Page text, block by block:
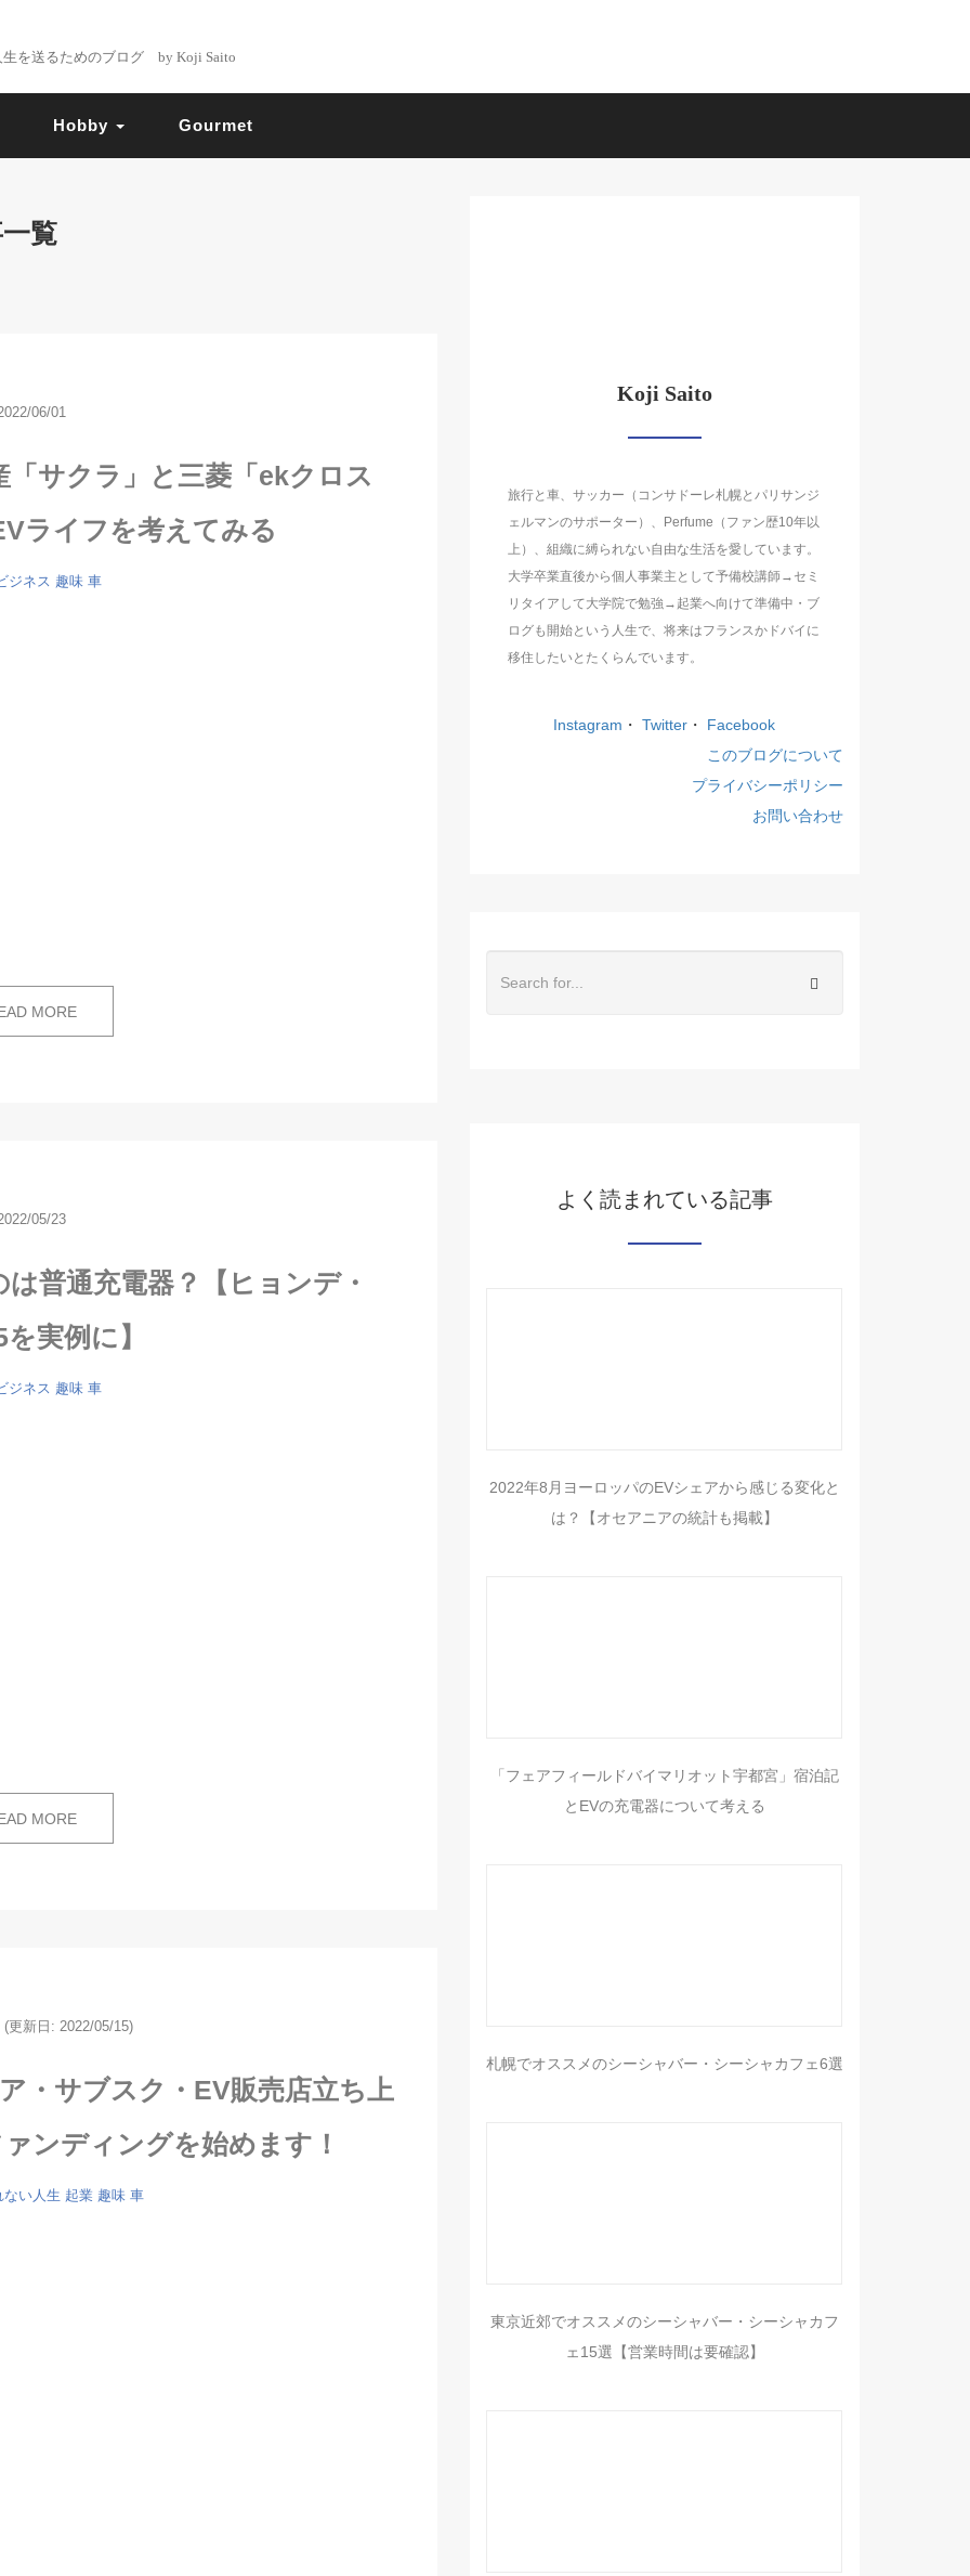
を送るためのブログ by Koji Saito
Hobby Gourmet
覧
06/01
サクラ」と三菱「ekクロス
ライフを考えてみる
ジネス 趣味 車
MORE
05/23
普通充電器？【ヒョンデ・
実例に】
ジネス 趣味 車
MORE
(更新日: 2022/05/15)
・サブスク・EV販売店立ち上
ンディングを始めます！
い人生 起業 趣味 車
Koji Saito
旅行と車、サッカー（コンサドーレ札幌とパリサンジ
ェルマンのサポーター）、Perfume（ファン歴10年以
上）、組織に縛られない自由な生活を愛しています。
大学卒業直後から個人事業主として予備校講師→セミ
リタイアして大学院で勉強→起業へ向けて準備中・ブ
ログも開始という人生で、将来はフランスかドバイに
移住したいとたくらんでいます。
Instagram ・ Twitter ・
Facebook
このブログについて
プライバシーポリシー
お問い合わせ
よく読まれている記事
2022年8月ヨーロッパのEVシェアから感じる変化と
は？【オセアニアの統計も掲載】
「フェアフィールドバイマリオット宇都宮」宿泊記
とEVの充電器について考える
札幌でオススメのシーシャバー・シーシャカフェ6選
東京近郊でオススメのシーシャバー・シーシャカフ
ェ15選【営業時間は要確認】